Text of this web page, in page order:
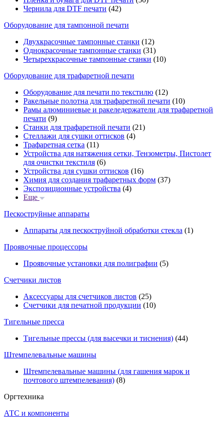
Чернила для DTF печати (42)
Оборудование для тампонной печати
Двухкрасочные тампонные станки (12)
Однокрасочные тампонные станки (31)
Четырехкрасочные тампонные станки (10)
Оборудование для трафаретной печати
Оборудование для печати по текстилю (12)
Ракельные полотна для трафаретной печати (10)
Рамы алюминиевые и ракеледержатели для трафаретной
печати (9)
Станки для трафаретной печати (21)
Стеллажи для сушки оттисков (4)
Трафаретная сетка (11)
Устройства для натяжения сетки, Тензометры, Пистолет
для очистки текстиля (6)
Устройства для сушки оттисков (16)
Химия для создания трафаретных форм (37)
Экспозиционные устройства (4)
Еще
Пескоструйные аппараты
Аппараты для пескоструйной обработки стекла (1)
Проявочные процессоры
Проявочные установки для полиграфии (5)
Счетчики листов
Аксессуары для счетчиков листов (25)
Счетчики для печатной продукции (10)
Тигельные пресса
Тигельные прессы (для высечки и тиснения) (44)
Штемпелевальные машины
Штемпелевальные машины (для гашения марок и
почтового штемпелевания) (8)
Оргтехника
АТС и компоненты